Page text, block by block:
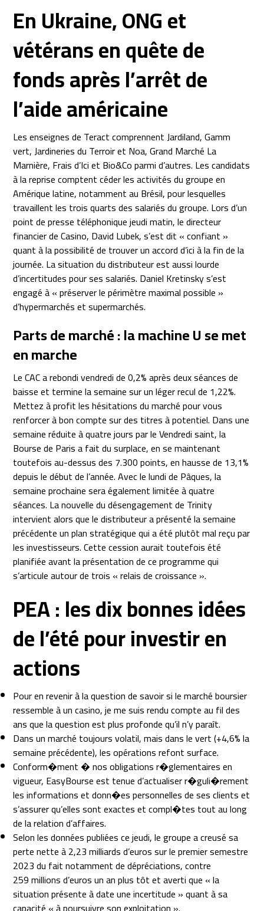
En Ukraine, ONG et
vétérans en quête de
fonds après l’arrêt de
l’aide américaine
Les enseignes de Teract comprennent Jardiland, Gamm
vert, Jardineries du Terroir et Noa, Grand Marché La
Marnière, Frais d’Ici et Bio&Co parmi d’autres. Les candidats
à la reprise comptent céder les activités du groupe en
Amérique latine, notamment au Brésil, pour lesquelles
travaillent les trois quarts des salariés du groupe. Lors d’un
point de presse téléphonique jeudi matin, le directeur
financier de Casino, David Lubek, s’est dit « confiant »
quant à la possibilité de trouver un accord d’ici à la fin de la
journée. La situation du distributeur est aussi lourde
d’incertitudes pour ses salariés. Daniel Kretinsky s’est
engagé à « préserver le périmètre maximal possible »
d’hypermarchés et supermarchés.
Parts de marché : la machine U se met
en marche
Le CAC a rebondi vendredi de 0,2% après deux séances de
baisse et termine la semaine sur un léger recul de 1,22%.
Mettez à profit les hésitations du marché pour vous
renforcer à bon compte sur des titres à potentiel. Dans une
semaine réduite à quatre jours par le Vendredi saint, la
Bourse de Paris a fait du surplace, en se maintenant
toutefois au-dessus des 7.300 points, en hausse de 13,1%
depuis le début de l’année. Avec le lundi de Pâques, la
semaine prochaine sera également limitée à quatre
séances. La nouvelle du désengagement de Trinity
intervient alors que le distributeur a présenté la semaine
précédente un plan stratégique qui a été plutôt mal reçu par
les investisseurs. Cette cession aurait toutefois été
planifiée avant la présentation de ce programme qui
s’articule autour de trois « relais de croissance ».
PEA : les dix bonnes idées
de l’été pour investir en
actions
Pour en revenir à la question de savoir si le marché boursier
ressemble à un casino, je me suis rendu compte au fil des
ans que la question est plus profonde qu’il n’y paraît.
Dans un marché toujours volatil, mais dans le vert (+4,6% la
semaine précédente), les opérations refont surface.
Conform�ment � nos obligations r�glementaires en
vigueur, EasyBourse est tenue d’actualiser r�guli�rement
les informations et donn�es personnelles de ses clients et
s’assurer qu’elles sont exactes et compl�tes tout au long
de la relation d’affaires.
Selon les données publiées ce jeudi, le groupe a creusé sa
perte nette à 2,23 milliards d’euros sur le premier semestre
2023 du fait notamment de dépréciations, contre
259 millions d’euros un an plus tôt et averti que « la
situation présente à date une incertitude » quant à sa